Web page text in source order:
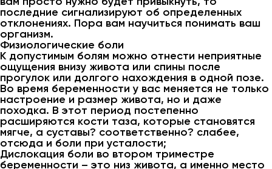
последние сигнализируют об определенных
отклонениях. Пора вам научиться понимать ваш
организм.
Физиологические боли
К допустимым болям можно отнести неприятные
ощущения внизу живота или спины после
прогулок или долгого нахождения в одной позе.
Во время беременности у вас меняется не только
настроение и размер живота, но и даже
походка. В этот период постепенно
расширяются кости таза, которые становятся
мягче, а суставы? соответственно? слабее,
отсюда и боли при усталости;
Дислокация боли во втором триместре
беременности – это низ живота, а именно место